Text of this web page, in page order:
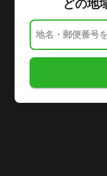
どの地